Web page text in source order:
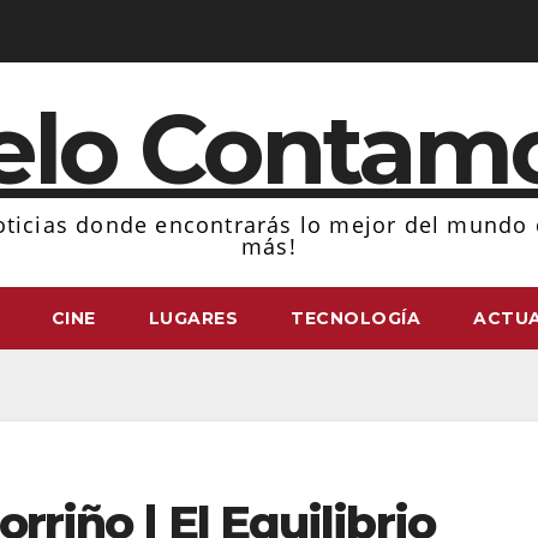
donde encontrarás lo mejor del
más!
CINE LUGARES TECNOLOGÍA
| El Equilibrio